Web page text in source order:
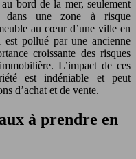
bord de la mer, seulement
dans une zone à risque
au cœur d’une ville en
pollué par une ancienne
croissante des risques
L’impact de ces
est indéniable et peut
d’achat et de vente.
à prendre en